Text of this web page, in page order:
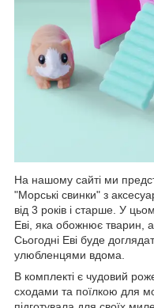
На нашому сайті ми
"Морські свинки" з
від 3 років і старше. У
Еві, яка обожнює тварин,
Сьогодні Еві буде
улюбленцями вдома.
В комплекті є чудовий
сходами та поїлкою для